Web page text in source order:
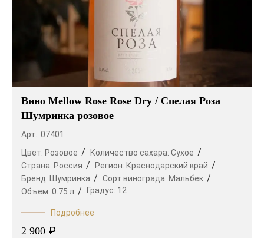
Вино Mellow Rose Rose Dry / Спелая Роза
Шумринка розовое
Арт.: 07401
Цвет: Розовое Количество сахара: Сухое
Страна: Россия Регион: Краснодарский край
Бренд: Шумринка Сорт винограда: Мальбек
Объем: 0.75 л Градус: 12
Подробнее
2 900 ₽